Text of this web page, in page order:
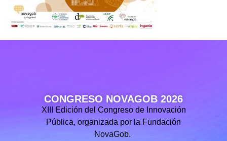
CONGRESO NOVAGOB 2026
XIII Edición del Congreso de Innovación
Pública, organizada por la Fundación
NovaGob.